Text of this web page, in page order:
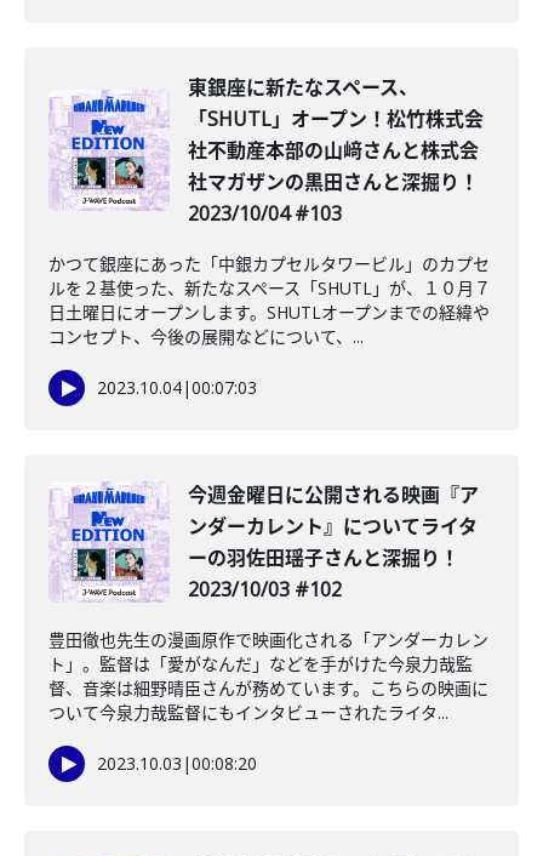
東銀座に新たなスペース、
「SHUTL」オープン！松竹株式会
社不動産本部の山﨑さんと株式会
社マガザンの黒田さんと深掘り！
2023/10/04 #103
かつて銀座にあった「中銀カプセルタワービル」のカプセ
ルを２基使った、新たなスペース「SHUTL」が、１０月７
日土曜日にオープンします。SHUTLオープンまでの経緯や
コンセプト、今後の展開などについて、...
2023.10.04|00:07:03
今週金曜日に公開される️映画『ア
ンダーカレント』についてライタ
ーの羽佐田瑶子さんと深掘り！
2023/10/03 #102
豊田徹也先生の漫画原作で映画化される「アンダーカレン
ト」。監督は「愛がなんだ」などを手がけた今泉力哉監
督、音楽は細野晴臣さんが務めています。こちらの映画に
ついて今泉力哉監督にもインタビューされたライタ...
2023.10.03 |00:08:20